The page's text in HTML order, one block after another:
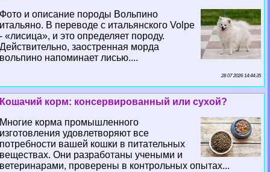
Фото и описание породы Вольпино
итальяно. В переводе с итальянского Volpe
- «лисица», и это определяет породу.
Действительно, заостренная морда
вольпино напоминает лисью....
28 07 2026 14:44:35
Кошачий корм: консервированный или сухой?
Многие корма промышленного
изготовления удовлетворяют все
потребности вашей кошки в питательных
веществах. Они разработаны учеными и
ветеринарами, проверены в контрольных опытах...